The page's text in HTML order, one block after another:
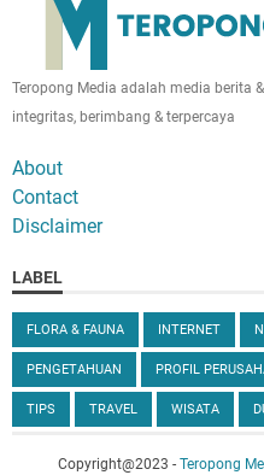
Teropong Media adalah media berita
integritas, berimbang & terpercaya
About
Contact
Disclaimer
LABEL
FLORA & FAUNA INTERNET
PENGETAHUAN PROFIL
TIPS TRAVEL WISATA
Copyright@2023 - Teropong